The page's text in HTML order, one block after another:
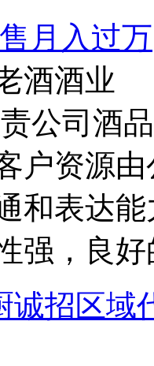
月入过万
酒酒业
公司酒
户资源
和表达
强，良
诚招区域